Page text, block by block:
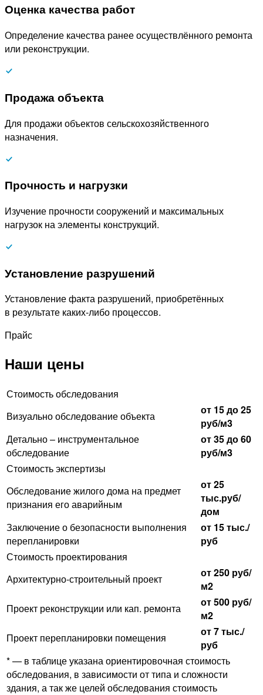
Оценка качества работ
Определение качества ранее осуществлённого ремонта
или реконструкции.
Продажа объекта
Для продажи объектов сельскохозяйственного
назначения.
Прочность и нагрузки
Изучение прочности сооружений и максимальных
нагрузок на элементы конструкций.
Установление разрушений
Установление факта разрушений, приобретённых
в результате каких-либо процессов.
Прайс
Наши цены
Стоимость обследования
Визуально обследование объекта
от 15 до 25
руб/м3
Детально – инструментальное
обследование
от 35 до 60
руб/м3
Стоимость экспертизы
Обследование жилого дома на предмет
признания его аварийным
от 25
тыс.руб/
дом
Заключение о безопасности выполнения
перепланировки
от 15 тыс./
руб
Стоимость проектирования
Архитектурно-строительный проект
от 250 руб/
м2
Проект реконструкции или кап. ремонта
от 500 руб/
м2
Проект перепланировки помещения
от 7 тыс./
руб
* — в таблице указана ориентировочная стоимость
обследования, в зависимости от типа и сложности
здания, а так же целей обследования стоимость